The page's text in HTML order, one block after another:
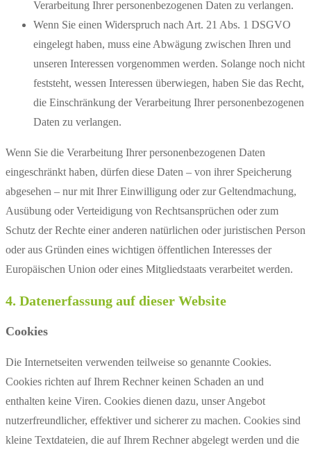
Verarbeitung Ihrer personenbezogenen Daten zu verlangen.
Wenn Sie einen Widerspruch nach Art. 21 Abs. 1 DSGVO
eingelegt haben, muss eine Abwägung zwischen Ihren und
unseren Interessen vorgenommen werden. Solange noch nicht
feststeht, wessen Interessen überwiegen, haben Sie das Recht,
die Einschränkung der Verarbeitung Ihrer personenbezogenen
Daten zu verlangen.
Wenn Sie die Verarbeitung Ihrer personenbezogenen Daten
eingeschränkt haben, dürfen diese Daten – von ihrer Speicherung
abgesehen – nur mit Ihrer Einwilligung oder zur Geltendmachung,
Ausübung oder Verteidigung von Rechtsansprüchen oder zum
Schutz der Rechte einer anderen natürlichen oder juristischen Person
oder aus Gründen eines wichtigen öffentlichen Interesses der
Europäischen Union oder eines Mitgliedstaats verarbeitet werden.
4. Datenerfassung auf dieser Website
Cookies
Die Internetseiten verwenden teilweise so genannte Cookies.
Cookies richten auf Ihrem Rechner keinen Schaden an und
enthalten keine Viren. Cookies dienen dazu, unser Angebot
nutzerfreundlicher, effektiver und sicherer zu machen. Cookies sind
kleine Textdateien, die auf Ihrem Rechner abgelegt werden und die